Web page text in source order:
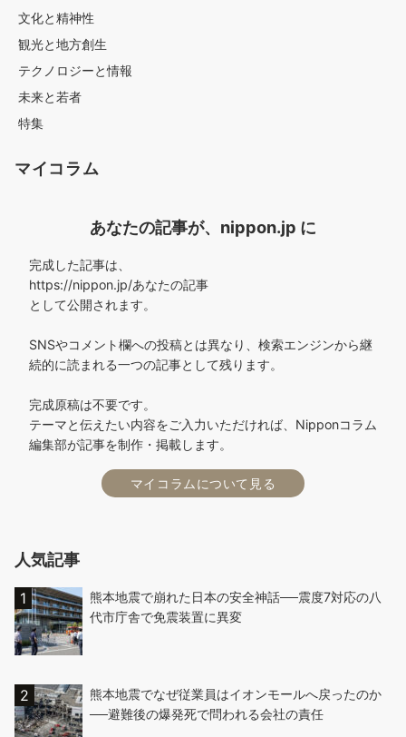
文化と精神性
観光と地方創生
テクノロジーと情報
未来と若者
特集
マイコラム
あなたの記事が、nippon.jp に
完成した記事は、
https://nippon.jp/あなたの記事
として公開されます。
SNSやコメント欄への投稿とは異なり、検索エンジンから継
続的に読まれる一つの記事として残ります。
完成原稿は不要です。
テーマと伝えたい内容をご入力いただければ、Nipponコラム
編集部が記事を制作・掲載します。
マイコラムについて見る
人気記事
熊本地震で崩れた日本の安全神話──震度7対応の八
代市庁舎で免震装置に異変
熊本地震でなぜ従業員はイオンモールへ戻ったのか
──避難後の爆発死で問われる会社の責任